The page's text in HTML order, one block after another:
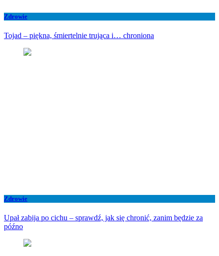
Zdrowie
Tojad – piękna, śmiertelnie trująca i… chroniona
Zdrowie
Upał zabija po cichu – sprawdź, jak się chronić, zanim będzie za
późno